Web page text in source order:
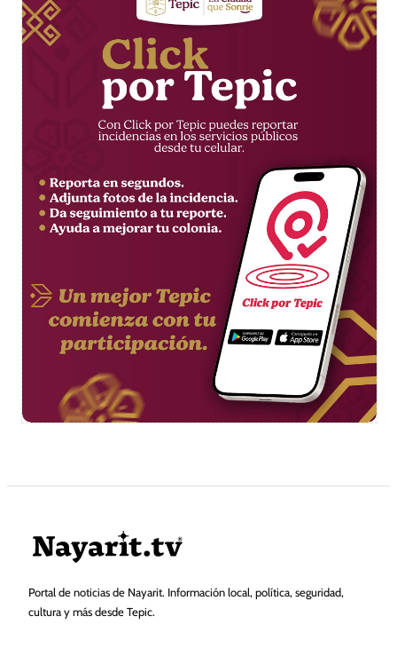
Portal de noticias de Nayarit. Información local, política, seguridad,
cultura y más desde Tepic.